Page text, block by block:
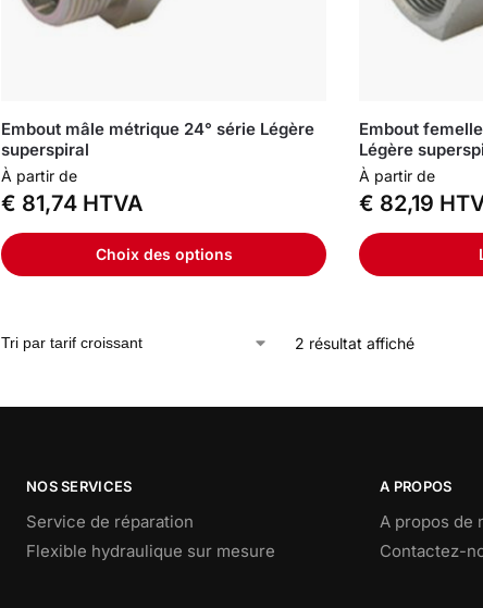
Embout mâle métrique 24° série Légère
superspiral
À partir de
€ 81,74 HTVA
Choix des options
Embout
Légère
À partir de
€ 82,19
2 résultat affiché
NOS SERVICES
Service de réparation
Flexible hydraulique sur mesure
A PROPOS
A propos de
Contactez-